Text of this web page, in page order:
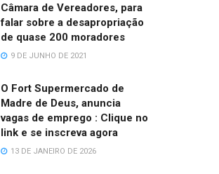
Câmara de Vereadores, para
falar sobre a desapropriação
de quase 200 moradores
9 DE JUNHO DE 2021
O Fort Supermercado de
Madre de Deus, anuncia
vagas de emprego : Clique no
link e se inscreva agora
13 DE JANEIRO DE 2026